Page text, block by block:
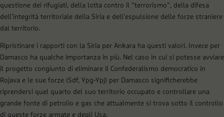
questione dei rifugiati, della lotta contro il “terrorismo”, della difesa
dell’integrità territoriale della Siria e dell’espulsione delle forze straniere
dal territorio.
Ripristinare i rapporti con la Siria per Ankara ha questi valori. Invece per
Damasco ha qualche importanza in più. Nel caso in cui si potesse avviare
il progetto congiunto di eliminare il Confederalismo democratico in
Rojava e le sue forze (Sdf, Ypg-Ypj) per Damasco significherebbe
riprendersi quel quarto del suo territorio occupato e controllare una
grande fonte di petrolio e gas che attualmente si trova sotto il controllo
di queste forze armate e degli Usa.